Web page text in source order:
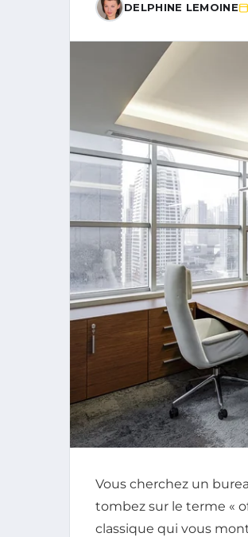
DELPHINE LEMOINE
Vous cherchez un
tombez sur le terme «
classique qui vous